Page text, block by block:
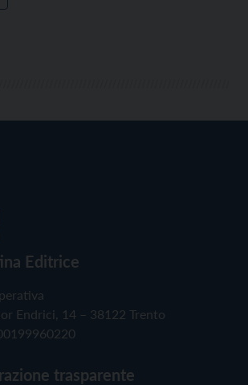
Editrice
Endrici, 14 – 38122 Trento
trasparente